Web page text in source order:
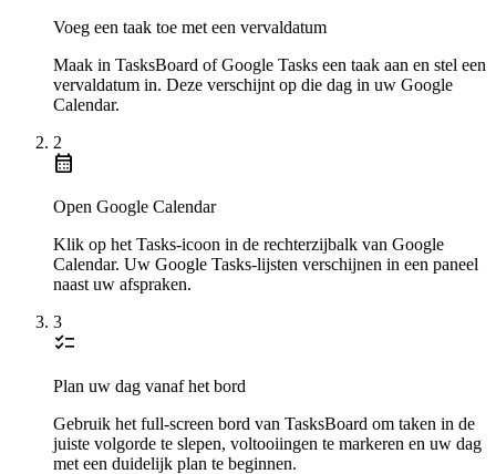
Voeg een taak toe met een vervaldatum
Maak in TasksBoard of Google Tasks een taak aan en stel een
vervaldatum in. Deze verschijnt op die dag in uw Google
Calendar.
2
calendar_month
Open Google Calendar
Klik op het Tasks-icoon in de rechterzijbalk van Google
Calendar. Uw Google Tasks-lijsten verschijnen in een paneel
naast uw afspraken.
3
checklist
Plan uw dag vanaf het bord
Gebruik het full-screen bord van TasksBoard om taken in de
juiste volgorde te slepen, voltooiingen te markeren en uw dag
met een duidelijk plan te beginnen.